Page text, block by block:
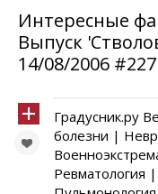
Интересные
Выпуск
14/08/2006 #227
Градусник.ру
болезни |
Ревматология